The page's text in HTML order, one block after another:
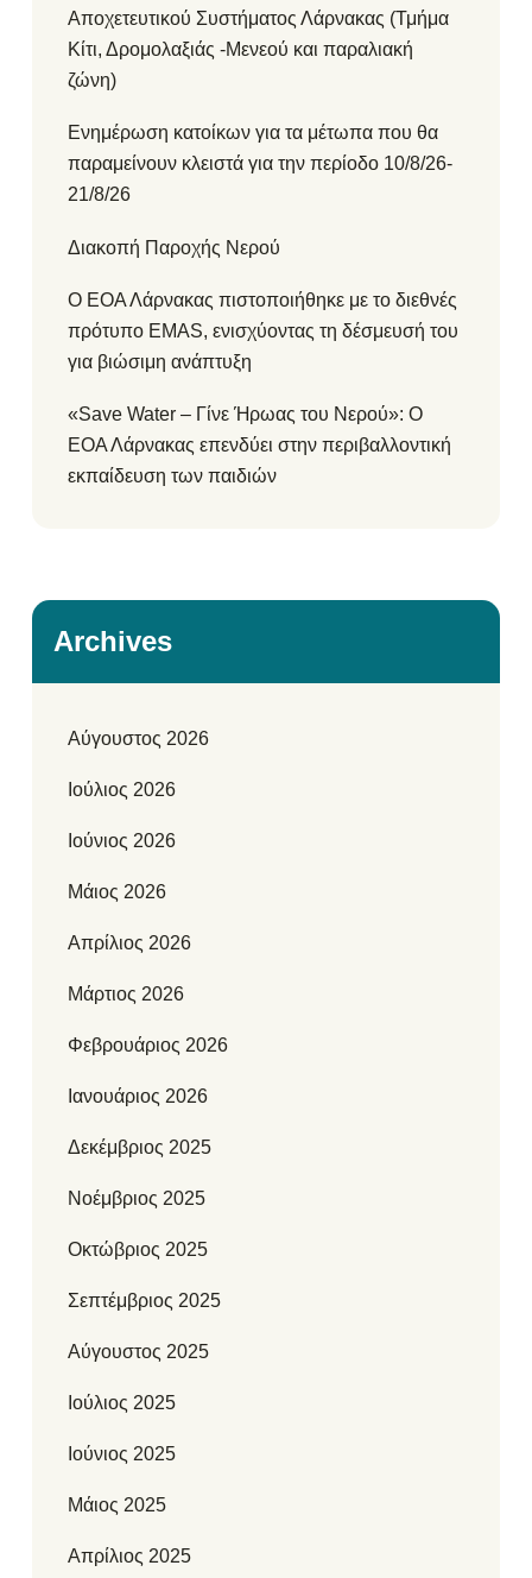
Αποχετευτικού Συστήματος Λάρνακας (Τμήμα
Κίτι, Δρομολαξιάς -Μενεού και παραλιακή
ζώνη)
Ενημέρωση κατοίκων για τα μέτωπα που θα
παραμείνουν κλειστά για την περίοδο 10/8/26-
21/8/26
Διακοπή Παροχής Νερού
Ο ΕΟΑ Λάρνακας πιστοποιήθηκε με το διεθνές
πρότυπο EMAS, ενισχύοντας τη δέσμευσή του
για βιώσιμη ανάπτυξη
«Save Water – Γίνε Ήρωας του Νερού»: Ο
ΕΟΑ Λάρνακας επενδύει στην περιβαλλοντική
εκπαίδευση των παιδιών
Archives
Αύγουστος 2026
Ιούλιος 2026
Ιούνιος 2026
Μάιος 2026
Απρίλιος 2026
Μάρτιος 2026
Φεβρουάριος 2026
Ιανουάριος 2026
Δεκέμβριος 2025
Νοέμβριος 2025
Οκτώβριος 2025
Σεπτέμβριος 2025
Αύγουστος 2025
Ιούλιος 2025
Ιούνιος 2025
Μάιος 2025
Απρίλιος 2025